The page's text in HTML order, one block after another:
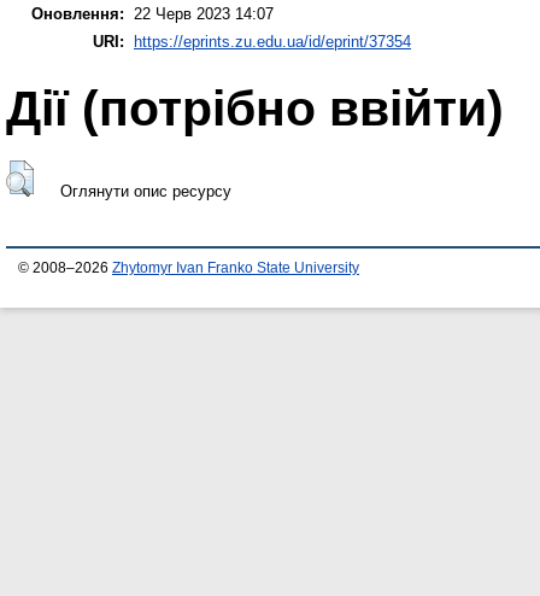
Оновлення: 22 Черв 2023 14:07
URI:
https://eprints.zu.edu.ua/id/eprint/37354
Дії ​​(потрібно ввійти)
Оглянути опис ресурсу
© 2008–2026 Zhytomyr Ivan Franko State University